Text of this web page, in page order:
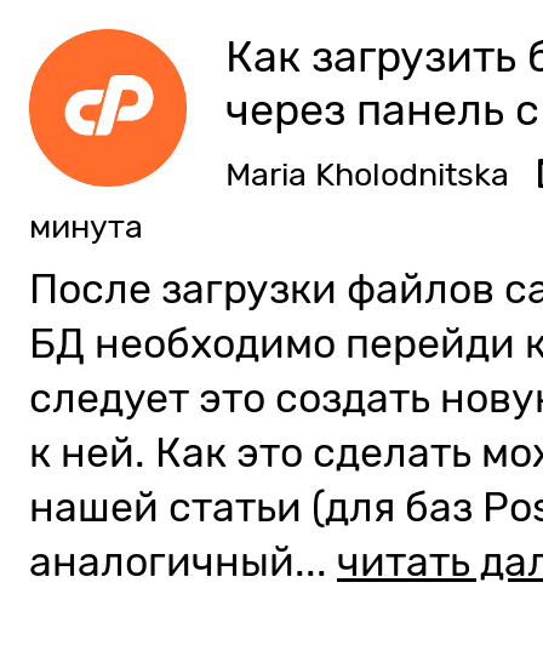
Как
через панель
Maria Kholodnitska
минута
После загрузки файлов
БД необходимо перейди
следует это создать
к ней. Как это сделать
нашей статьи (для баз
аналогичный... читать